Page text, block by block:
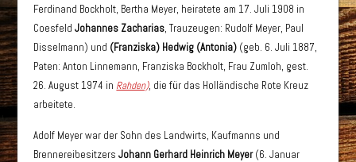
Ferdinand Bockholt, Bertha Meyer, heiratete am 17. Juli 1908 in
CoesfeldJohannes Zacharias, Trauzeugen: Rudolf Meyer, Paul
Disselmann) und (Franziska) Hedwig (Antonia) (geb. 6. Juli 1887,
Paten: Anton Linnemann, Franziska Bockholt, Frau Zumloh, gest.
26. August 1974 in Rahden), die für das Holländische Rote Kreuz
arbeitete.
Adolf Meyer war der Sohn des Landwirts, Kaufmanns und
BrennereibesitzersJohann Gerhard Heinrich Meyer(6. Januar